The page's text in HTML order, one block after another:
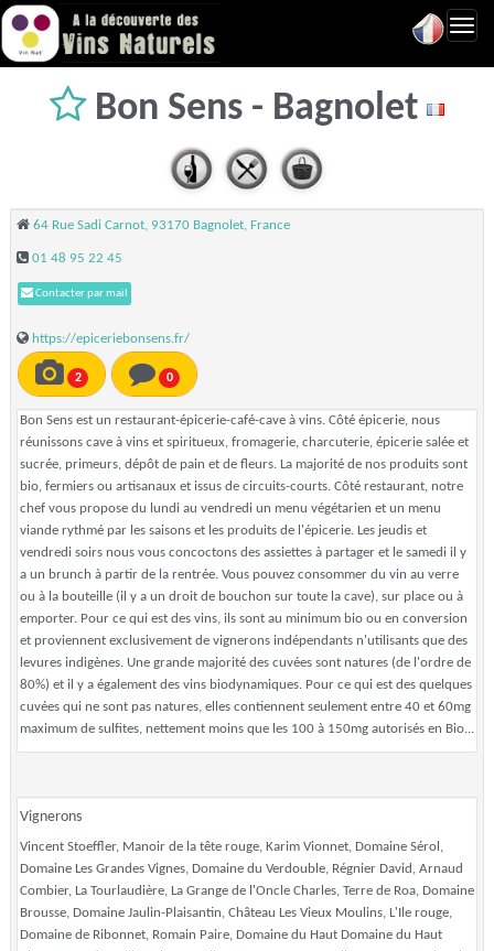
Bon Sens - Bagnolet
64 Rue Sadi Carnot, 93170 Bagnolet, France
01 48 95 22 45
Contacter par mail
https://epiceriebonsens.fr/
2 0
Bon Sens est un restaurant-épicerie-café-cave à vins. Côté épicerie, nous
réunissons cave à vins et spiritueux, fromagerie, charcuterie, épicerie salée et
sucrée, primeurs, dépôt de pain et de fleurs. La majorité de nos produits sont
bio, fermiers ou artisanaux et issus de circuits-courts. Côté restaurant, notre
chef vous propose du lundi au vendredi un menu végétarien et un menu
viande rythmé par les saisons et les produits de l'épicerie. Les jeudis et
vendredi soirs nous vous concoctons des assiettes à partager et le samedi il y
a un brunch à partir de la rentrée. Vous pouvez consommer du vin au verre
ou à la bouteille (il y a un droit de bouchon sur toute la cave), sur place ou à
emporter. Pour ce qui est des vins, ils sont au minimum bio ou en conversion
et proviennent exclusivement de vignerons indépendants n'utilisants que des
levures indigènes. Une grande majorité des cuvées sont natures (de l'ordre de
80%) et il y a également des vins biodynamiques. Pour ce qui est des quelques
cuvées qui ne sont pas natures, elles contiennent seulement entre 40 et 60mg
maximum de sulfites, nettement moins que les 100 à 150mg autorisés en Bio...
Vignerons
Vincent Stoeffler, Manoir de la tête rouge, Karim Vionnet, Domaine Sérol,
Domaine Les Grandes Vignes, Domaine du Verdouble, Régnier David, Arnaud
Combier, La Tourlaudière, La Grange de l'Oncle Charles, Terre de Roa, Domaine
Brousse, Domaine Jaulin-Plaisantin, Château Les Vieux Moulins, L'Ile rouge,
Domaine de Ribonnet, Romain Paire, Domaine du Haut Domaine du Haut